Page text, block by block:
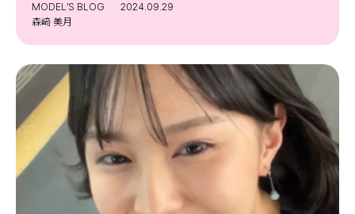
MODEL’S BLOG
2024.09.29
森﨑 美月